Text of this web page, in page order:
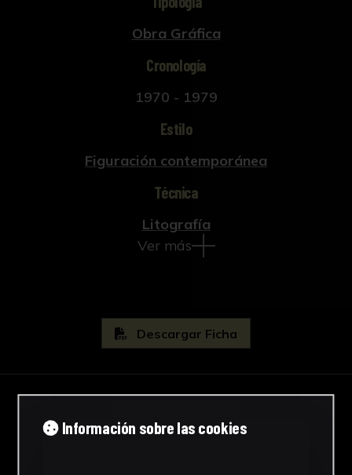
Obra Gráfica
Cronología
1970 - 1979
Estilo
Figuración contemporánea
Técnica
Litografía
Ver más
Descargar Ficha
IMÁGENES
Información sobre las cookies